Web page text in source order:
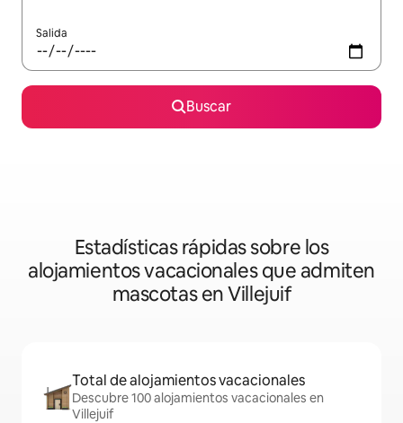
Salida
Buscar
Estadísticas rápidas sobre los
alojamientos vacacionales que admiten
mascotas en Villejuif
Total de alojamientos vacacionales
Descubre 100 alojamientos vacacionales en
Villejuif